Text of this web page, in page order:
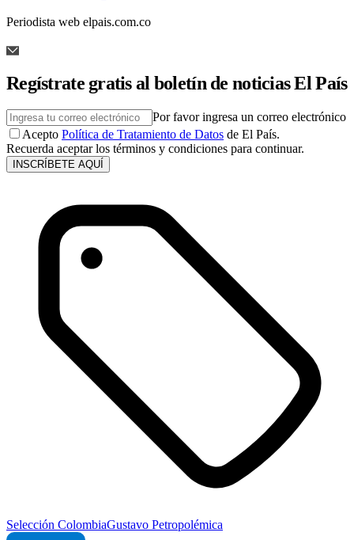
Periodista web elpais.com.co
Regístrate gratis al boletín de noticias El País
Por favor ingresa un correo electrónico
Acepto Política de Tratamiento de Datos de El País.
Recuerda aceptar los términos y condiciones para continuar.
INSCRÍBETE AQUÍ
Selección ColombiaGustavo Petropolémica